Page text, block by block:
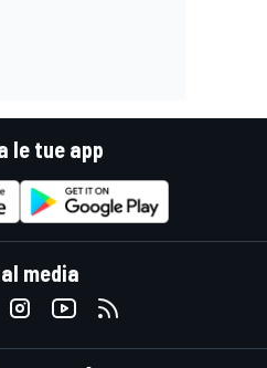
le tue app
media